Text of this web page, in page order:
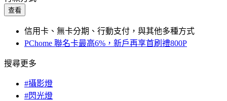
查看
信用卡、無卡分期、行動支付，與其他多種方式
PChome 聯名卡最高6%，新戶再享首刷禮800P
搜尋更多
#攝影燈
#閃光燈